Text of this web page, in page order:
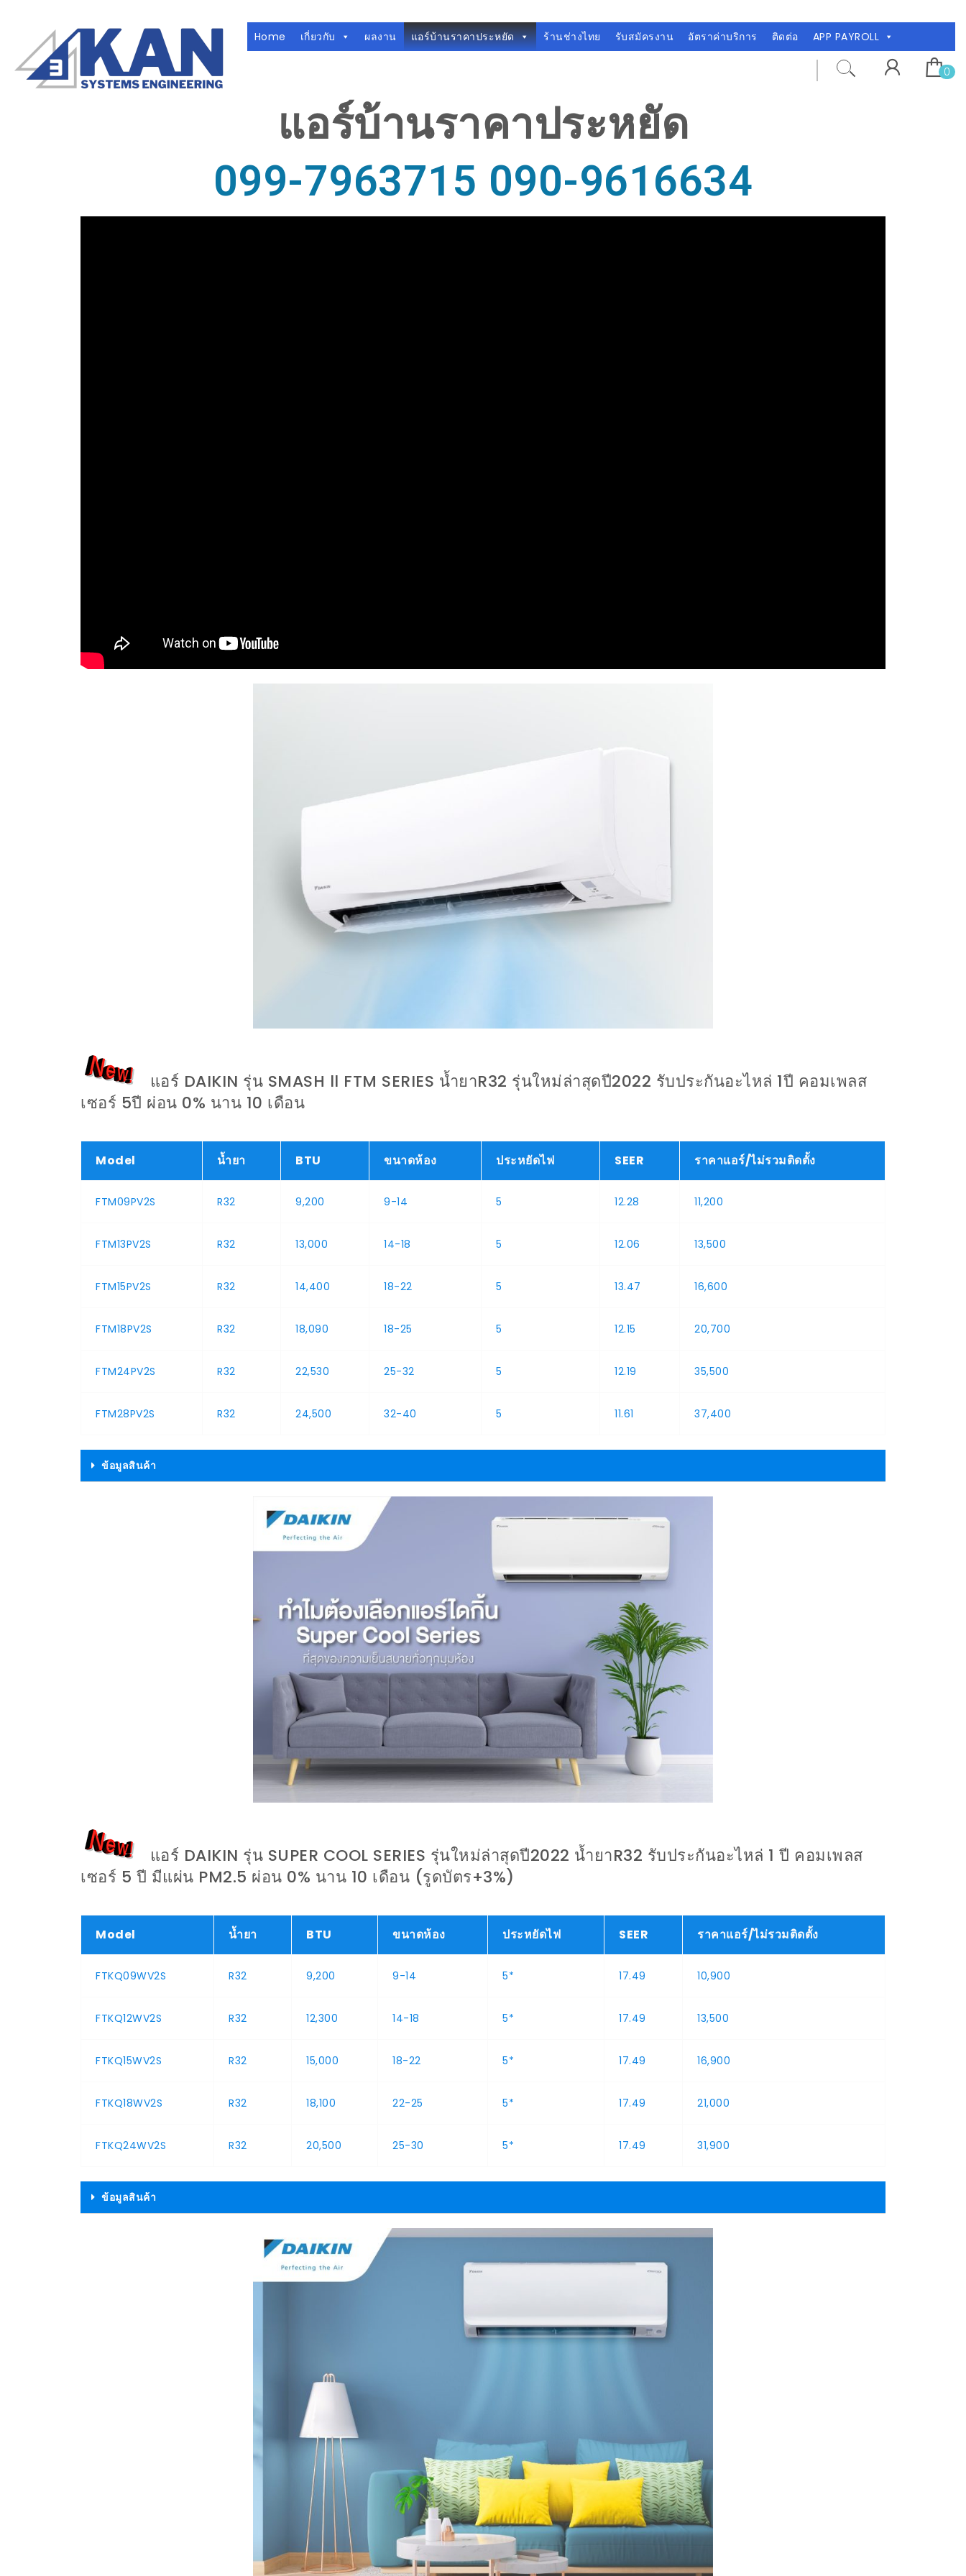
Home เกี่ยวกับ ผลงาน แอร์บ้านราคาประหยัด ร้านช่างไทย รับสมัครงาน อัตราค่าบริการ ติดต่อ APP PAYROLL
0
แอร์บ้านราคาประหยัด
099-7963715 090-9616634
แอร์ DAIKIN รุ่น SMASH ll FTM SERIES น้ำยาR32 รุ่นใหม่ล่าสุดปี2022 รับประกันอะไหล่ 1ปี คอมเพลส
เซอร์ 5ปี ผ่อน 0% นาน 10 เดือน
Model น้ำยา BTU ขนาดห้อง ประหยัดไฟ SEER ราคาแอร์/ไม่รวมติดตั้ง
FTM09PV2S R32 9,200 9-14 5 12.28 11,200
FTM13PV2S R32 13,000 14-18 5 12.06 13,500
FTM15PV2S R32 14,400 18-22 5 13.47 16,600
FTM18PV2S R32 18,090 18-25 5 12.15 20,700
FTM24PV2S R32 22,530 25-32 5 12.19 35,500
FTM28PV2S R32 24,500 32-40 5 11.61 37,400
ข้อมูลสินค้า
แอร์ DAIKIN รุ่น SUPER COOL SERIES รุ่นใหม่ล่าสุดปี2022 น้ำยาR32 รับประกันอะไหล่ 1 ปี คอมเพลส
เซอร์ 5 ปี มีแผ่น PM2.5 ผ่อน 0% นาน 10 เดือน (รูดบัตร+3%)
Model น้ำยา BTU ขนาดห้อง ประหยัดไฟ SEER ราคาแอร์/ไม่รวมติดตั้ง
FTKQ09WV2S R32 9,200 9-14 5* 17.49 10,900
FTKQ12WV2S R32 12,300 14-18 5* 17.49 13,500
FTKQ15WV2S R32 15,000 18-22 5* 17.49 16,900
FTKQ18WV2S R32 18,100 22-25 5* 17.49 21,000
FTKQ24WV2S R32 20,500 25-30 5* 17.49 31,900
ข้อมูลสินค้า